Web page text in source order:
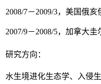
2008/7－2009/3，美国俄
2007/9－2008/5，加拿大
研究方向：
水生境进化生态学、入侵